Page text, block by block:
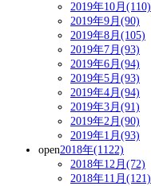
2019年10月(110)
2019年9月(90)
2019年8月(105)
2019年7月(93)
2019年6月(94)
2019年5月(93)
2019年4月(94)
2019年3月(91)
2019年2月(90)
2019年1月(93)
open2018年(1122)
2018年12月(72)
2018年11月(121)